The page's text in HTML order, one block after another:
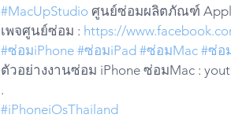
#MacUpStudio ศูนย์ซ่อมผลิตภัณฑ์
เพจศูนย์ซ่อม : https://
#ซ่อมiPhone #ซ่อมiPad #ซ่อมMac #ซ่อ
ตัวอย่างงานซ่อม iPhone ซ่อมMac :
.
#iPhoneiOsThailand